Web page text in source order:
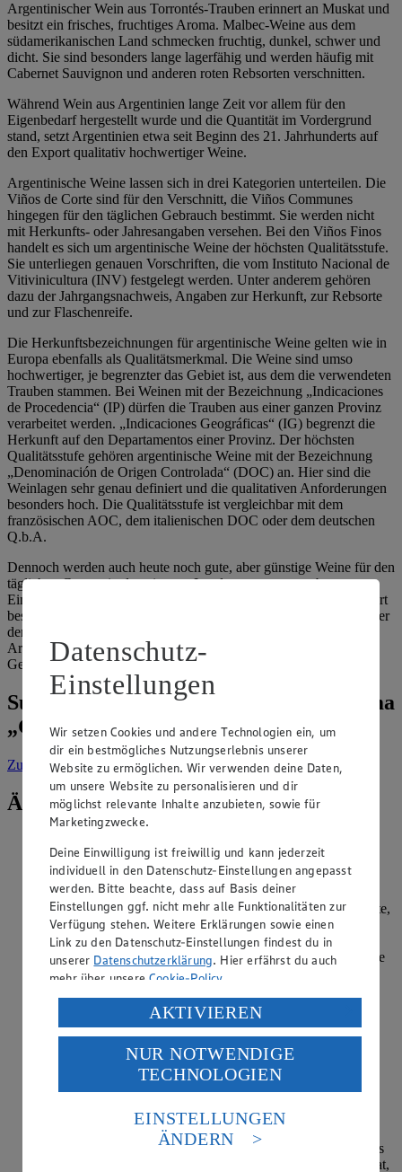
Argentinischer Wein aus Torrontés-Trauben erinnert an Muskat und
besitzt ein frisches, fruchtiges Aroma. Malbec-Weine aus dem
südamerikanischen Land schmecken fruchtig, dunkel, schwer und
dicht. Sie sind besonders lange lagerfähig und werden häufig mit
Cabernet Sauvignon und anderen roten Rebsorten verschnitten.
Während Wein aus Argentinien lange Zeit vor allem für den
Eigenbedarf hergestellt wurde und die Quantität im Vordergrund
stand, setzt Argentinien etwa seit Beginn des 21. Jahrhunderts auf
den Export qualitativ hochwertiger Weine.
Argentinische Weine lassen sich in drei Kategorien unterteilen. Die
Viños de Corte sind für den Verschnitt, die Viños Communes
hingegen für den täglichen Gebrauch bestimmt. Sie werden nicht
mit Herkunfts- oder Jahresangaben versehen. Bei den Viños Finos
handelt es sich um argentinische Weine der höchsten Qualitätsstufe.
Sie unterliegen genauen Vorschriften, die vom Instituto Nacional de
Vitivinicultura (INV) festgelegt werden. Unter anderem gehören
dazu der Jahrgangsnachweis, Angaben zur Herkunft, zur Rebsorte
und zur Flaschenreife.
Die Herkunftsbezeichnungen für argentinische Weine gelten wie in
Europa ebenfalls als Qualitätsmerkmal. Die Weine sind umso
hochwertiger, je begrenzter das Gebiet ist, aus dem die verwendeten
Trauben stammen. Bei Weinen mit der Bezeichnung „Indicaciones
de Procedencia“ (IP) dürfen die Trauben aus einer ganzen Provinz
verarbeitet werden. „Indicaciones Geográficas“ (IG) begrenzt die
Herkunft auf den Departamentos einer Provinz. Der höchsten
Qualitätsstufe gehören argentinische Weine mit der Bezeichnung
„Denominación de Origen Controlada“ (DOC) an. Hier sind die
Weinlagen sehr genau definiert und die qualitativen Anforderungen
besonders hoch. Die Qualitätsstufe ist vergleichbar mit dem
französischen AOC, dem italienischen DOC oder dem deutschen
Q.b.A.
Dennoch werden auch heute noch gute, aber günstige Weine für den
täglichen Genuss in den eigenen Landesgrenzen ausgebaut.
Einfachere argentinische Weine, die nicht unbedingt für den Export
bestimmt sind, werden meist aus den hellroten Criolla-Trauben oder
den roten Cereza-Trauben hergestellt. Beide Sorten sind in
Argentinien weit verbreitet, gelten jedoch nicht als sehr edel.
Gelegentlich werden die Weine für Verschnitte genutzt.
Suche weitere Tipps & Tricks zum Thema
„Getränke“
Zur Suchevorgefiltert nach Kategorie: Getränke
Ähnliche Inhalte
Kategorie:Getränke
Beim Grauburgunder handelt es sich um eine Weißweinsorte,
die ursprünglich aus dem Burgund stammt. Heutzutage ist
Grauburgunder vor allem in Deutschland, Italien und
Frankreich sowie in Australien und Neuseeland populär. Die
Rebsorte zeichnet sich da…
Wie kühlt man Weißwein, Rosé und
Schaumwein schnell?
Das sehr schnelle Herunterkühlen von Weiß,- Rosé oder
Schaumweinen wird im Fachjargon frappieren genannt. Das
ist hilfreich, wenn man Besuch bekommt, aber vergessen hat,
Datenschutz-
Einstellungen
Wir setzen Cookies und andere Technologien ein, um
dir ein bestmögliches Nutzungserlebnis unserer
Website zu ermöglichen. Wir verwenden deine Daten,
um unsere Website zu personalisieren und dir
möglichst relevante Inhalte anzubieten, sowie für
Marketingzwecke.
Deine Einwilligung ist freiwillig und kann jederzeit
individuell in den Datenschutz-Einstellungen angepasst
werden. Bitte beachte, dass auf Basis deiner
Einstellungen ggf. nicht mehr alle Funktionalitäten zur
Verfügung stehen. Weitere Erklärungen sowie einen
Link zu den Datenschutz-Einstellungen findest du in
unserer Datenschutzerklärung. Hier erfährst du auch
mehr über unsereCookie-Policy.
Verarbeitung deiner personenbezogenen Daten in den
USA durch Facebook und YouTube:
Wenn du auf „Aktivieren“ klickst, willigst du im Sinne
des Art. 49 Abs. 1 Satz 1 lit. a) DSGVO ein, dass deine
Daten in den USA verarbeitet werden. Der EuGH sieht
die USA als Land mit einem nach europäischen
Standards nicht angemessenen Datenschutzniveau an.
Es besteht das Risiko eines Zugriffs durch US-
AKTIVIEREN
NUR NOTWENDIGE
TECHNOLOGIEN
EINSTELLUNGEN
ÄNDERN